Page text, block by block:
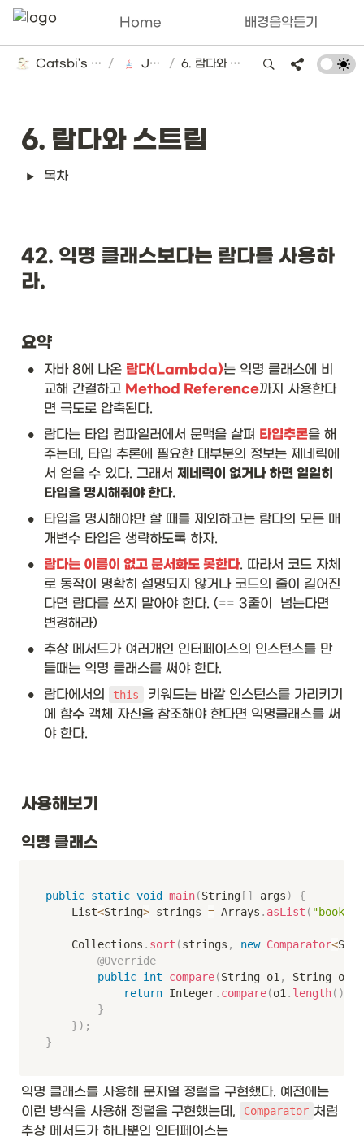
Home 배경음악듣기
Catsbi's DLog / Java / 6. 람다와 스트림
6. 람다와 스트림
목차
42. 익명 클래스보다는 람다를 사용하
라.
요약
• 자바 8에 나온 람다(Lambda)는 익명 클래스에 비
교해 간결하고 Method Reference까지 사용한다
면 극도로 압축된다.
• 람다는 타입 컴파일러에서 문맥을 살펴 타입추론을 해
주는데, 타입 추론에 필요한 대부분의 정보는 제네릭에
서 얻을 수 있다. 그래서 제네릭이 없거나 하면 일일히
타입을 명시해줘야 한다.
•
타입을 명시해야만 할 때를 제외하고는 람다의 모든 매
개변수 타입은 생략하도록 하자.
• 람다는 이름이 없고 문서화도 못한다. 따라서 코드 자체
로 동작이 명확히 설명되지 않거나 코드의 줄이 길어진
다면 람다를 쓰지 말아야 한다. (== 3줄이  넘는다면
변경해라)
•
추상 메서드가 여러개인 인터페이스의 인스턴스를 만
들때는 익명 클래스를 써야 한다.
• 람다에서의 this
키워드는 바깥 인스턴스를 가리키기
에 함수 객체 자신을 참조해야 한다면 익명클래스를 써
야 한다.
사용해보기
익명 클래스
public static void main(String [ ] args)
{
    List
<String> strings = Arrays . asList ( "book"
    Collections
. sort (strings , new Comparator<
@Override
public int compare(String o1 , String o2
return Integer. compare(o1 . length( )
}
}) ;
}
익명 클래스를 사용해 문자열 정렬을 구현했다. 예전에는
이런 방식을 사용해 정렬을 구현했는데,
Comparator 처럼